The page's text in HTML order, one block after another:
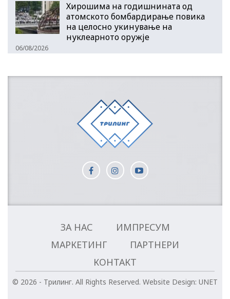
Хирошима на годишнината од
атомското бомбардирање повика
на целосно укинување на
нуклеарното оружје
06/08/2026
ЗА НАС
ИМПРЕСУМ
МАРКЕТИНГ
ПАРТНЕРИ
КОНТАКТ
© 2026 - Трилинг. All Rights Reserved. Website Design: UNET